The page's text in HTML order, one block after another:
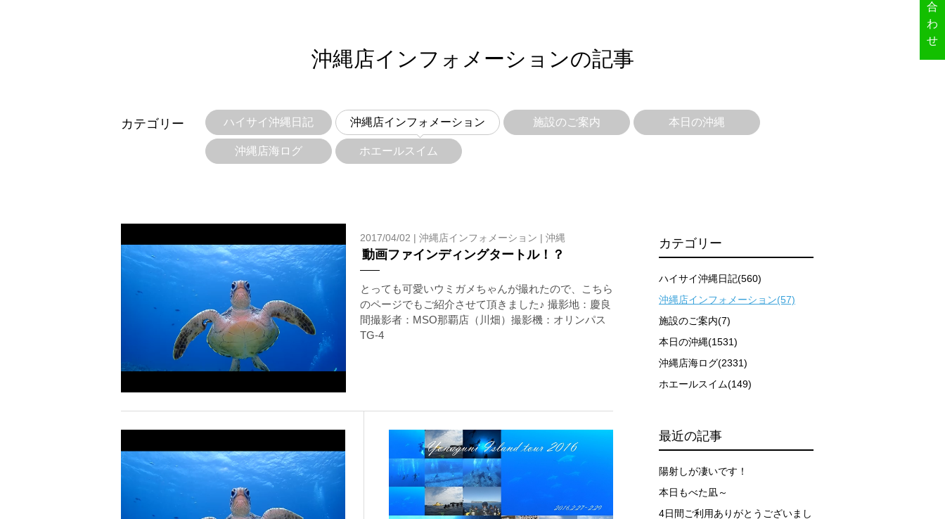
沖縄店インフォメーションの記事
カテゴリー ハイサイ沖縄日記 沖縄店インフォメーション 施設のご案内 本日の沖縄
沖縄店海ログ ホエールスイム
2017/04/02 | 沖縄店インフォメーション | 沖縄
動画ファインディングタートル！？
とっても可愛いウミガメちゃんが撮れたので、こちら
のページでもご紹介させて頂きました♪ 撮影地：慶良
間撮影者：MSO那覇店（川畑）撮影機：オリンパス
TG-4
カテゴリー
ハイサイ沖縄日記(560)
沖縄店インフォメーション(57)
施設のご案内(7)
本日の沖縄(1531)
沖縄店海ログ(2331)
ホエールスイム(149)
最近の記事
陽射しが凄いです！
本日もべた凪～
4日間ご利用ありがとうございまし
当ツアーの手順と注意点
クジラを発見した場合は、その時のクジラの様子や海況を確認し、ガイドがスイム開始可能と判断した場合にのみエントリーを行います。
たとえクジラが近くを泳いでいても、状況によってはエントリーを行わない場合があります。
2.人数制限とエントリー順
クジラへのストレス軽減や安全管理の観点から、エントリー人数を制限する場合があります。また、エントリーの順番はガイドが決定しますので、必ずその指示に従って準備してくだ
クジラの観察は水面からのみとし、素潜りは禁止とします。クジラによっては、人が近くを泳ぐことを嫌い、逃げてしまう場合があります。そのため、原則として緊急時やガイドの指
示がある場合を除き、クジラの近くでフィンキックなどをして泳ぐことも禁止します。クジラは一度でもそのような行動を取る人間を嫌がってしまうと、その後スイムで近づくことが
できなくなる場合が多いため、必ずこれらの事項をお守りください。
4.スイム遂行の可否と返金について
合
わ
せ